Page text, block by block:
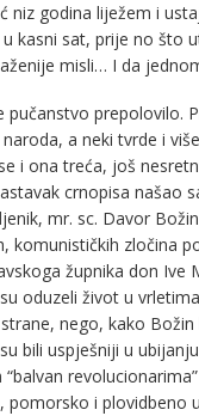
niz godina liježem i
u kasni sat, prije no što
misli… I da
pučanstvo prepolovilo.
a neki tvrde i
i ona treća, još
crnopisa našao
mr. sc. Davor
komunističkih zločina
župnika don
su oduzeli život u
nego, kako
bili uspješniji u
pomorsko i plovidbeno